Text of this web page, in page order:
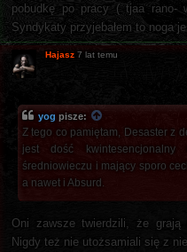
pobudkę po pracy ( tjaa rano-
Syndykaty przyjebałem to noga
Hajasz 7 lat temu
yog pisze:
Z tego co pamiętam, Desaster z
jest dość
średniowieczu i mający sporo
a nawet i Absurd.
Oni zawsze twierdzili, że grają
Nigdy też nie utożsamiali się z